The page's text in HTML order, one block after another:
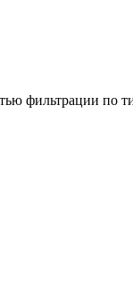
фильтрации по